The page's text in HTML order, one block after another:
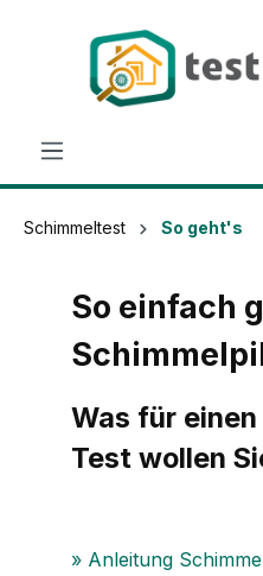
springen
Schimmeltest So geht's
So einfach
Was für
Test wollen
» Anleitung